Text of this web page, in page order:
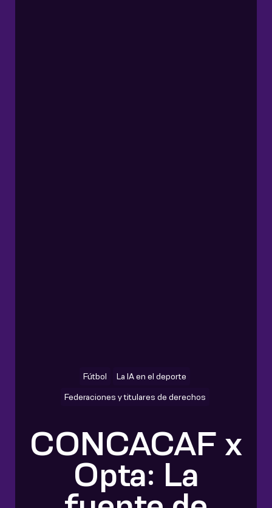
Fútbol La IA en el deporte
Federaciones y titulares de derechos
CONCACAF x
Opta: La